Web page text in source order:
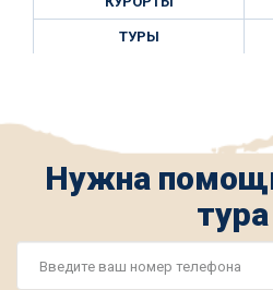
ТУРЫ
Нужна